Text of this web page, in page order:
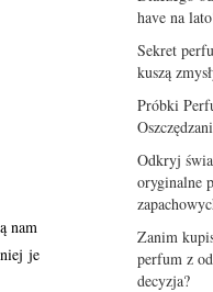
nam
je
have na
Sekret
kuszą
Próbki
Odkryj
oryginalne
Zanim
perfum z
decyzja?